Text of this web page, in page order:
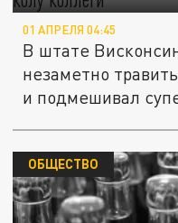
01 АПРЕЛЯ 04:45
В штате
незаметно
и подмешивал
ОБЩЕСТВО